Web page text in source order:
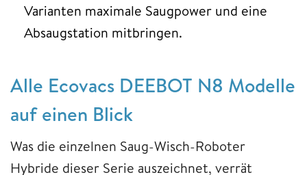
Varianten maximale Saugpower und eine
Absaugstation mitbringen.
Alle Ecovacs DEEBOT N8 Modelle
auf einen Blick
Was die einzelnen Saug-Wisch-Roboter
Hybride dieser Serie auszeichnet, verrät